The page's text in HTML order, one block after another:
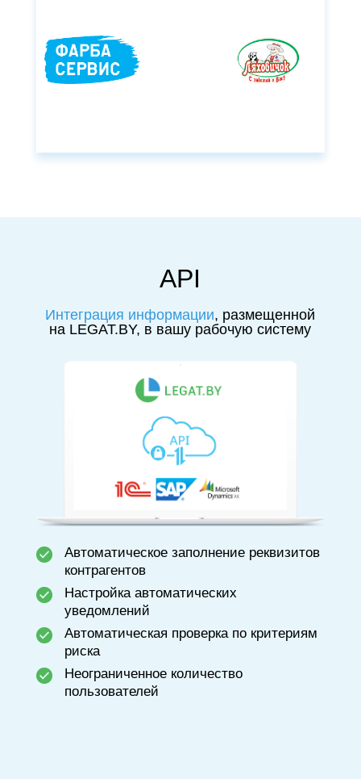
API
Интеграция информации, размещенной
на LEGAT.BY, в вашу рабочую систему
Автоматическое заполнение реквизитов
контрагентов
Настройка автоматических
уведомлений
Автоматическая проверка по критериям
риска
Неограниченное количество
пользователей